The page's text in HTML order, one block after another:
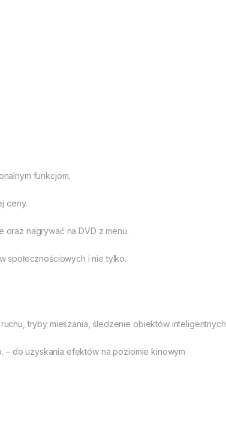
funkcjom.
ceny.
nagrywać na DVD z menu.
społecznościowych i nie tylko.
tryby mieszania, śledzenie obiektów inteligentnych,
– do uzyskania efektów na poziomie kinowym